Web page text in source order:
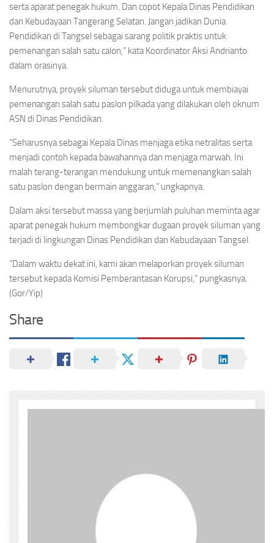
serta aparat penegak hukum. Dan copot Kepala Dinas Pendidikan
dan Kebudayaan Tangerang Selatan. Jangan jadikan Dunia
Pendidikan di Tangsel sebagai sarang politik praktis untuk
pemenangan salah satu calon,” kata Koordinator Aksi Andrianto
dalam orasinya.
Menurutnya, proyek siluman tersebut diduga untuk membiayai
pemenangan salah satu paslon pilkada yang dilakukan oleh oknum
ASN di Dinas Pendidikan.
“Seharusnya sebagai Kepala Dinas menjaga etika netralitas serta
menjadi contoh kepada bawahannya dan menjaga marwah. Ini
malah terang-terangan mendukung untuk memenangkan salah
satu paslon dengan bermain anggaran,” ungkapnya.
Dalam aksi tersebut massa yang berjumlah puluhan meminta agar
aparat penegak hukum membongkar dugaan proyek siluman yang
terjadi di lingkungan Dinas Pendidikan dan Kebudayaan Tangsel.
“Dalam waktu dekat ini, kami akan melaporkan proyek siluman
tersebut kepada Komisi Pemberantasan Korupsi,” pungkasnya.
(Gor/Yip)
Share